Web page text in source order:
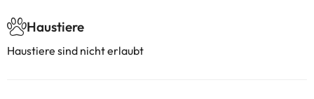
Haustiere
Haustiere sind nicht erlaubt